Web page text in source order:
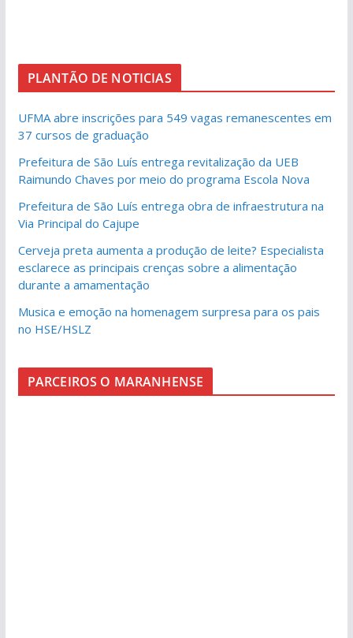
PLANTÃO DE NOTICIAS
UFMA abre inscrições para 549 vagas remanescentes em
37 cursos de graduação
Prefeitura de São Luís entrega revitalização da UEB
Raimundo Chaves por meio do programa Escola Nova
Prefeitura de São Luís entrega obra de infraestrutura na
Via Principal do Cajupe
Cerveja preta aumenta a produção de leite? Especialista
esclarece as principais crenças sobre a alimentação
durante a amamentação
Musica e emoção na homenagem surpresa para os pais
no HSE/HSLZ
PARCEIROS O MARANHENSE